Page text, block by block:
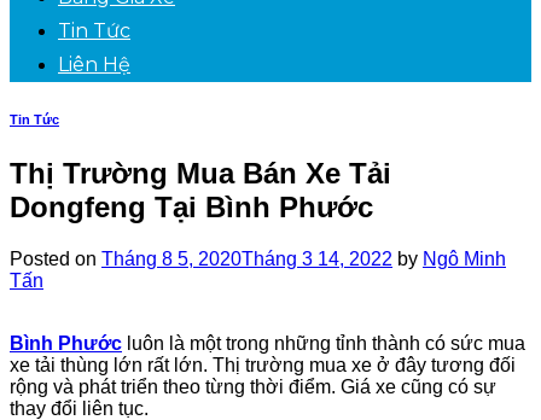
Tin Tức
Liên Hệ
Tin Tức
Thị Trường Mua Bán Xe Tải
Dongfeng Tại Bình Phước
Posted on Tháng 8 5, 2020Tháng 3 14, 2022 by Ngô Minh
Tấn
Bình Phước luôn là một trong những tỉnh thành có sức mua
xe tải thùng lớn rất lớn. Thị trường mua xe ở đây tương đối
rộng và phát triển theo từng thời điểm. Giá xe cũng có sự
thay đổi liên tục.